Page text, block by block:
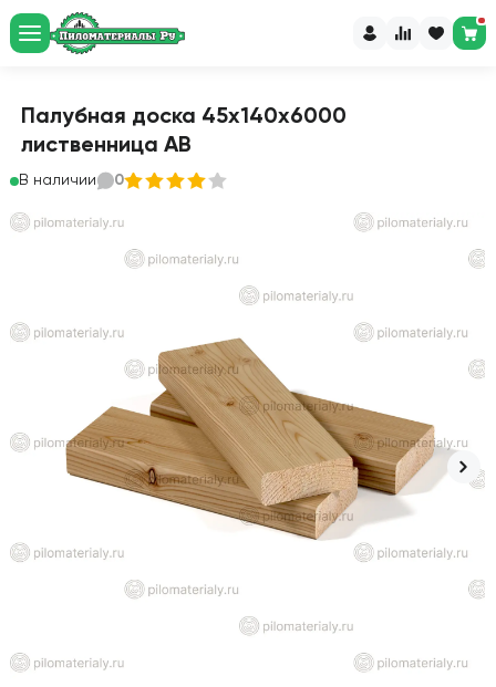
Палубная доска 45х140х6000
лиственница АВ
В наличии 0